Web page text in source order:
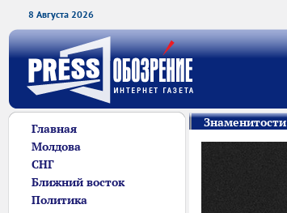
8 Августа 2026
Главная
Молдова
СНГ
Ближний восток
Политика
Знаменитости